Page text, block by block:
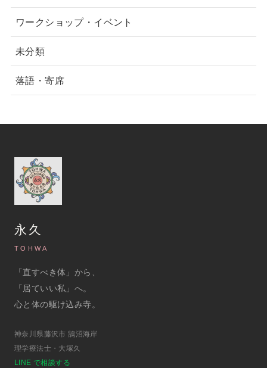
ワークショップ・イベント
未分類
落語・寄席
永久
TOHWA
「直すべき体」から、
「居ていい私」へ。
心と体の駆け込み寺。
神奈川県藤沢市 鵠沼海岸
理学療法士・大塚久
LINE で相談する